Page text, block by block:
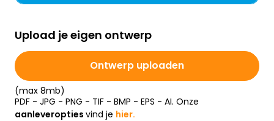
Upload je eigen ontwerp
Ontwerp uploaden
(max 8mb)
PDF - JPG - PNG - TIF - BMP - EPS - AI. Onze
aanleveropties vind je hier.